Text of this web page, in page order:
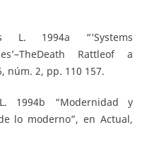
L. 1994a “‘Systems
Rattleof a
núm. 2, pp. 110 157.
1994b “Modernidad y
lo moderno”, en Actual,